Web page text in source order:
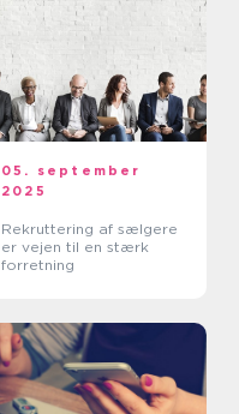
05. september
2025
Rekruttering af sælgere
er vejen til en stærk
forretning